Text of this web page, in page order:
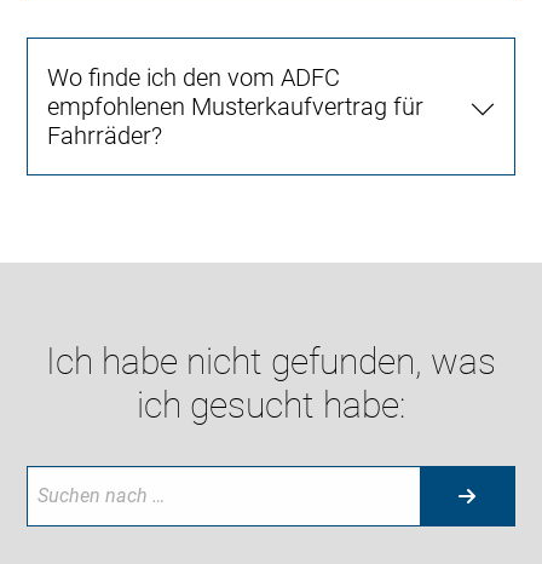
Wo finde ich den vom ADFC
empfohlenen Musterkaufvertrag für
Fahrräder?
Ich habe nicht gefunden, was
ich gesucht habe: